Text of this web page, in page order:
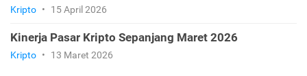
Kripto • 15 April 2026
Kinerja Pasar Kripto Sepanjang Maret 2026
Kripto • 13 Maret 2026